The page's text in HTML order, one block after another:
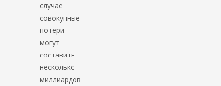
случае
совокупные
потери
могут
составить
несколько
миллиардов